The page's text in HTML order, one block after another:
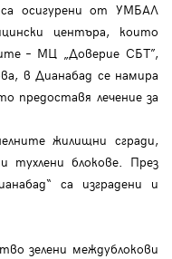
осигурени от УМБАЛ
центъра, които
– МЦ „Доверие СБТ”,
в Дианабад се намира
предоставя лечение за
жилищни сгради,
тухлени блокове. През
са изградени и
зелени междублокови